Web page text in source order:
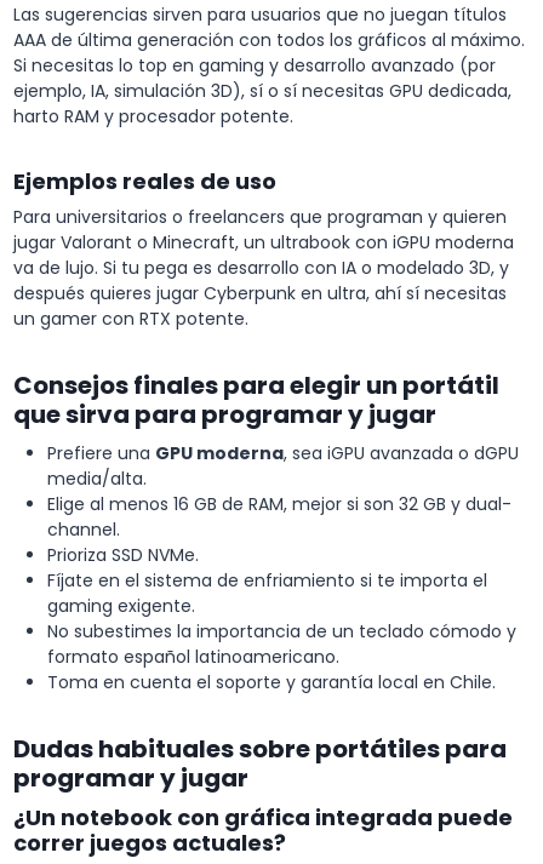
Las sugerencias sirven para usuarios que no juegan títulos
AAA de última generación con todos los gráficos al máximo.
Si necesitas lo top en gaming y desarrollo avanzado (por
ejemplo, IA, simulación 3D), sí o sí necesitas GPU dedicada,
harto RAM y procesador potente.
Ejemplos reales de uso
Para universitarios o freelancers que programan y quieren
jugar Valorant o Minecraft, un ultrabook con iGPU moderna
va de lujo. Si tu pega es desarrollo con IA o modelado 3D, y
después quieres jugar Cyberpunk en ultra, ahí sí necesitas
un gamer con RTX potente.
Consejos finales para elegir un portátil
que sirva para programar y jugar
Prefiere una GPU moderna, sea iGPU avanzada o dGPU
media/alta.
Elige al menos 16 GB de RAM, mejor si son 32 GB y dual-
channel.
Prioriza SSD NVMe.
Fíjate en el sistema de enfriamiento si te importa el
gaming exigente.
No subestimes la importancia de un teclado cómodo y
formato español latinoamericano.
Toma en cuenta el soporte y garantía local en Chile.
Dudas habituales sobre portátiles para
programar y jugar
¿Un notebook con gráfica integrada puede
correr juegos actuales?